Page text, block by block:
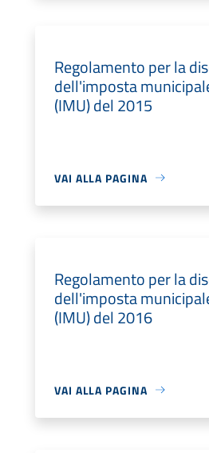
Regolamento per la
dell'imposta
(IMU) del 2015
VAI ALLA PAGINA
Regolamento per la
dell'imposta
(IMU) del 2016
VAI ALLA PAGINA